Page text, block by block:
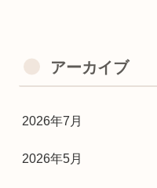
アーカイブ
2026年7月
2026年5月